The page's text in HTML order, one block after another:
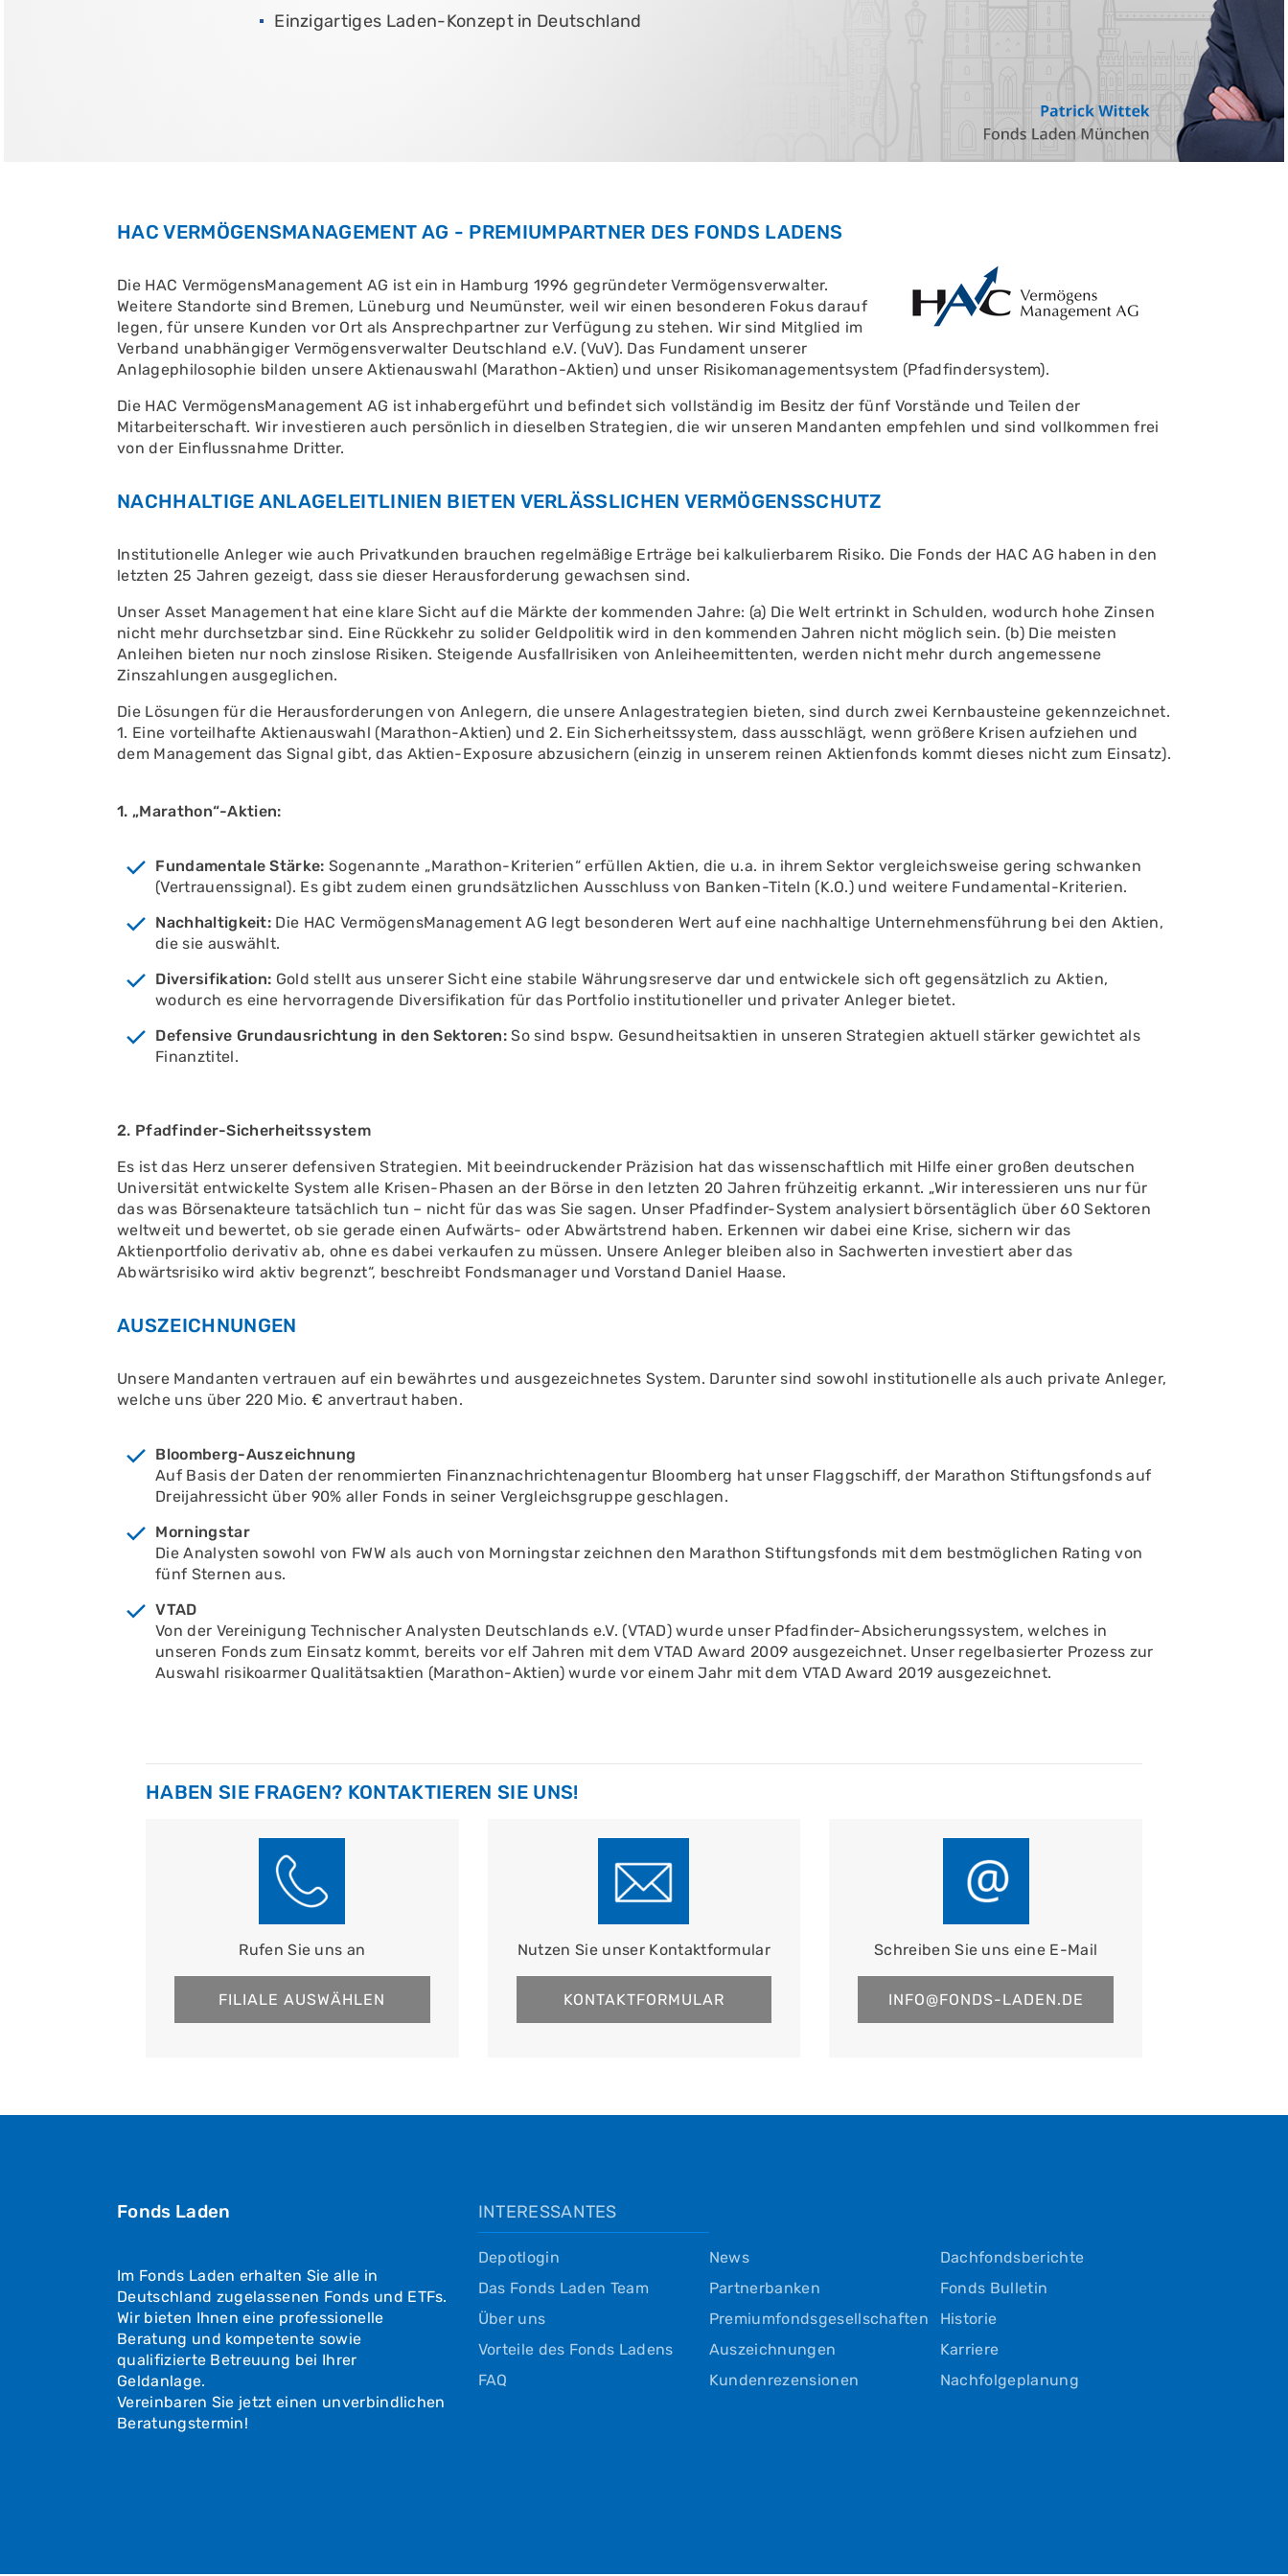
Einzigartiges Laden-Konzept in Deutschland
HAC VERMÖGENSMANAGEMENT AG - PREMIUMPARTNER DES FONDS LADENS
Die HAC VermögensManagement AG ist ein in Hamburg 1996 gegründeter Vermögensverwalter.
Weitere Standorte sind Bremen, Lüneburg und Neumünster, weil wir einen besonderen Fokus darauf
legen, für unsere Kunden vor Ort als Ansprechpartner zur Verfügung zu stehen. Wir sind Mitglied im
Verband unabhängiger Vermögensverwalter Deutschland e.V. (VuV). Das Fundament unserer
Anlagephilosophie bilden unsere Aktienauswahl (Marathon-Aktien) und unser Risikomanagementsystem (Pfadfindersystem).
Die HAC VermögensManagement AG ist inhabergeführt und befindet sich vollständig im Besitz der fünf Vorstände und Teilen der
Mitarbeiterschaft. Wir investieren auch persönlich in dieselben Strategien, die wir unseren Mandanten empfehlen und sind vollkommen frei
von der Einflussnahme Dritter.
NACHHALTIGE ANLAGELEITLINIEN BIETEN VERLÄSSLICHEN VERMÖGENSSCHUTZ
Institutionelle Anleger wie auch Privatkunden brauchen regelmäßige Erträge bei kalkulierbarem Risiko. Die Fonds der HAC AG haben in den
letzten 25 Jahren gezeigt, dass sie dieser Herausforderung gewachsen sind.
Unser Asset Management hat eine klare Sicht auf die Märkte der kommenden Jahre: (a) Die Welt ertrinkt in Schulden, wodurch hohe Zinsen
nicht mehr durchsetzbar sind. Eine Rückkehr zu solider Geldpolitik wird in den kommenden Jahren nicht möglich sein. (b) Die meisten
Anleihen bieten nur noch zinslose Risiken. Steigende Ausfallrisiken von Anleiheemittenten, werden nicht mehr durch angemessene
Zinszahlungen ausgeglichen.
Die Lösungen für die Herausforderungen von Anlegern, die unsere Anlagestrategien bieten, sind durch zwei Kernbausteine gekennzeichnet.
1. Eine vorteilhafte Aktienauswahl (Marathon-Aktien) und 2. Ein Sicherheitssystem, dass ausschlägt, wenn größere Krisen aufziehen und
dem Management das Signal gibt, das Aktien-Exposure abzusichern (einzig in unserem reinen Aktienfonds kommt dieses nicht zum Einsatz).
1. „Marathon“-Aktien:
Fundamentale Stärke: Sogenannte „Marathon-Kriterien“ erfüllen Aktien, die u.a. in ihrem Sektor vergleichsweise gering schwanken
(Vertrauenssignal). Es gibt zudem einen grundsätzlichen Ausschluss von Banken-Titeln (K.O.) und weitere Fundamental-Kriterien.
Nachhaltigkeit: Die HAC VermögensManagement AG legt besonderen Wert auf eine nachhaltige Unternehmensführung bei den Aktien,
die sie auswählt.
Diversifikation: Gold stellt aus unserer Sicht eine stabile Währungsreserve dar und entwickele sich oft gegensätzlich zu Aktien,
wodurch es eine hervorragende Diversifikation für das Portfolio institutioneller und privater Anleger bietet.
Defensive Grundausrichtung in den Sektoren: So sind bspw. Gesundheitsaktien in unseren Strategien aktuell stärker gewichtet als
Finanztitel.
2. Pfadfinder-Sicherheitssystem
Es ist das Herz unserer defensiven Strategien. Mit beeindruckender Präzision hat das wissenschaftlich mit Hilfe einer großen deutschen
Universität entwickelte System alle Krisen-Phasen an der Börse in den letzten 20 Jahren frühzeitig erkannt. „Wir interessieren uns nur für
das was Börsenakteure tatsächlich tun – nicht für das was Sie sagen. Unser Pfadfinder-System analysiert börsentäglich über 60 Sektoren
weltweit und bewertet, ob sie gerade einen Aufwärts- oder Abwärtstrend haben. Erkennen wir dabei eine Krise, sichern wir das
Aktienportfolio derivativ ab, ohne es dabei verkaufen zu müssen. Unsere Anleger bleiben also in Sachwerten investiert aber das
Abwärtsrisiko wird aktiv begrenzt“, beschreibt Fondsmanager und Vorstand Daniel Haase.
AUSZEICHNUNGEN
Unsere Mandanten vertrauen auf ein bewährtes und ausgezeichnetes System. Darunter sind sowohl institutionelle als auch private Anleger,
welche uns über 220 Mio. € anvertraut haben.
Bloomberg-Auszeichnung
Auf Basis der Daten der renommierten Finanznachrichtenagentur Bloomberg hat unser Flaggschiff, der Marathon Stiftungsfonds auf
Dreijahressicht über 90% aller Fonds in seiner Vergleichsgruppe geschlagen.
Morningstar
Die Analysten sowohl von FWW als auch von Morningstar zeichnen den Marathon Stiftungsfonds mit dem bestmöglichen Rating von
fünf Sternen aus.
VTAD
Von der Vereinigung Technischer Analysten Deutschlands e.V. (VTAD) wurde unser Pfadfinder-Absicherungssystem, welches in
unseren Fonds zum Einsatz kommt, bereits vor elf Jahren mit dem VTAD Award 2009 ausgezeichnet. Unser regelbasierter Prozess zur
Auswahl risikoarmer Qualitätsaktien (Marathon-Aktien) wurde vor einem Jahr mit dem VTAD Award 2019 ausgezeichnet.
HABEN SIE FRAGEN? KONTAKTIEREN SIE UNS!
Rufen Sie uns an
FILIALE AUSWÄHLEN
Nutzen Sie unser Kontaktformular
KONTAKTFORMULAR
Schreiben Sie uns eine E-Mail
INFO@FONDS-LADEN.DE
Fonds Laden
Im Fonds Laden erhalten Sie alle in
Deutschland zugelassenen Fonds und ETFs.
Wir bieten Ihnen eine professionelle
Beratung und kompetente sowie
qualifizierte Betreuung bei Ihrer
Geldanlage.
Vereinbaren Sie jetzt einen unverbindlichen
Beratungstermin!
INTERESSANTES
Depotlogin News
Dachfondsberichte
Das Fonds Laden Team
Partnerbanken
Fonds Bulletin
Über uns
Premiumfondsgesellschaften
Historie
Vorteile des Fonds Ladens
Auszeichnungen
Karriere
FAQ
Kundenrezensionen Nachfolgeplanung